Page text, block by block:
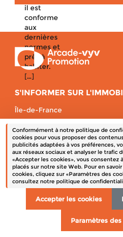
Conformément à notre politique de
cookies pour vous proposer des
publicités adaptées à vos préférences,
aux réseaux sociaux et analyser le trafic
«Accepter les cookies», vous consentez
placés sur notre site Web. Pour en
cookies, cliquez sur «Paramètres des
consultez notre politique de
Accepter les cookies
Paramètres
il est
conforme
aux
dernières
normes et
prêt à
habiter.
[…]
S'INFORMER SUR
Île-de-France
Bretagne
Centre-Val de Loire
Un terrain à vendre
Mentions obligatoires
Données personnelles
Contact